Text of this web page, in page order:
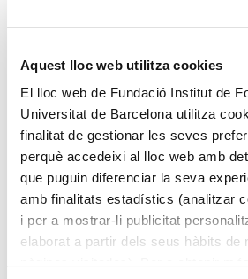
Aquest lloc web utilitza cookies
El lloc web de Fundació Institut de
Universitat de Barcelona utilitza
finalitat de gestionar les seves
perquè accedeixi al lloc web amb
que puguin diferenciar la seva
amb finalitats estadístics (analitzar
i per a mostrar-li publicitat
elaborat a partir dels seus hàbits de
Màster en Direcció de
60 Crèdits ECTS
Matrícula oberta
Afegir a favorits
Afegir a favorits
Indústries Culturals: Disseny i
Màster en Indústria Musical
Presencial
60 Crèdits ECTS
Matrícula oberta